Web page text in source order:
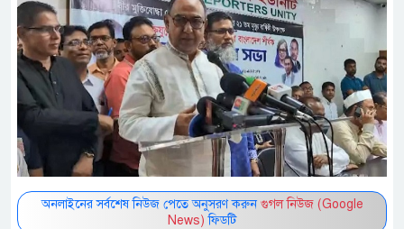
অনলাইনের সর্বশেষ নিউজ পেতে অনুসরণ করুন গুগল নিউজ (Google
News) ফিডটি